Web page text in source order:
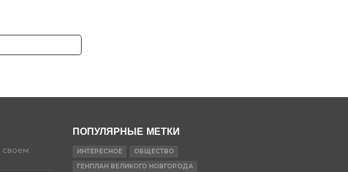
своем
ПОПУЛЯРНЫЕ МЕТКИ
ИНТЕРЕСНОЕ
ОБЩЕСТВО
ГЕНПЛАН ВЕЛИКОГО НОВГОРОДА